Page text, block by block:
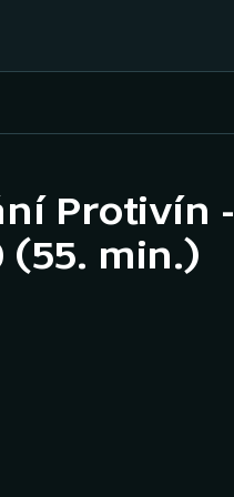
Baseball a softbal
Basketbal
Protivín
(55. min.)